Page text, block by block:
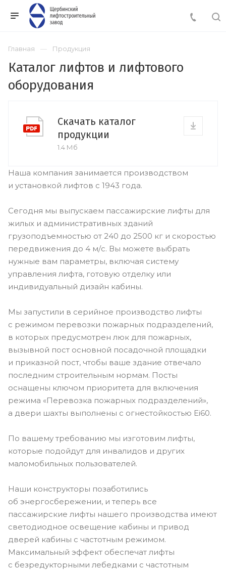
Главная Продукция
Каталог лифтов и лифтового
оборудования
Скачать каталог
продукции
1.4 Мб
Наша компания занимается производством
и установкой лифтов с 1943 года.
Сегодня мы выпускаем пассажирские лифты для
жилых и административных зданий
грузоподъемностью от 240 до 2500 кг и скоростью
передвижения до 4 м/c. Вы можете выбрать
нужные вам параметры, включая систему
управления лифта, готовую отделку или
индивидуальный дизайн кабины.
Мы запустили в серийное производство лифты
с режимом перевозки пожарных подразделений,
в которых предусмотрен люк для пожарных,
вызывной пост основной посадочной площадки
и приказной пост, чтобы ваше здание отвечало
последним строительным нормам. Посты
оснащены ключом приоритета для включения
режима «Перевозка пожарных подразделений»,
а двери шахты выполнены с огнестойкостью Еi60.
По вашему требованию мы изготовим лифты,
которые подойдут для инвалидов и других
маломобильных пользователей.
Наши конструкторы позаботились
об энергосбережении, и теперь все
пассажирские лифты нашего производства имеют
светодиодное освещение кабины и привод
дверей кабины с частотным режимом.
Максимальный эффект обеспечат лифты
с безредукторными лебедками с частотным